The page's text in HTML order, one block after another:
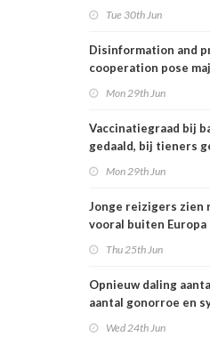
Tue 30th Jun
Disinformation and
cooperation pose
Mon 29th Jun
Vaccinatiegraad bij
gedaald, bij tieners
Mon 29th Jun
Jonge reizigers zien
vooral buiten Europa
Thu 25th Jun
Opnieuw daling
aantal gonorroe en
Wed 24th Jun